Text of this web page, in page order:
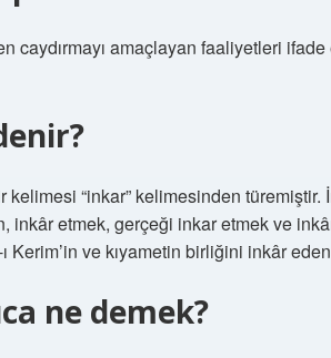
caydırmayı amaçlayan faaliyetleri
“inkar” kelimesinden türemiştir.
inkâr etmek, gerçeği inkar etmek ve
Kerim’in ve kıyametin birliğini inkâr
ne demek?